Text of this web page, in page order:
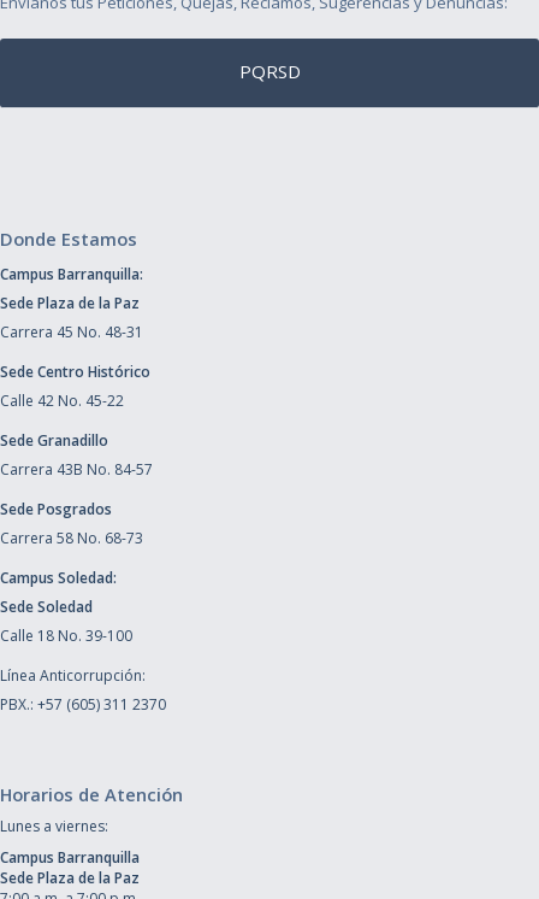
PQRSD
Donde Estamos
Campus Barranquilla:
Sede Plaza de la Paz
Carrera 45 No. 48-31
Sede Centro Histórico
Calle 42 No. 45-22
Sede Granadillo
Carrera 43B No. 84-57
Sede Posgrados
Carrera 58 No. 68-73
Campus Soledad:
Sede Soledad
Calle 18 No. 39-100
Línea Anticorrupción:
PBX.: +57 (605) 311 2370
Horarios de Atención
Lunes a viernes:
Campus Barranquilla
Sede Plaza de la Paz